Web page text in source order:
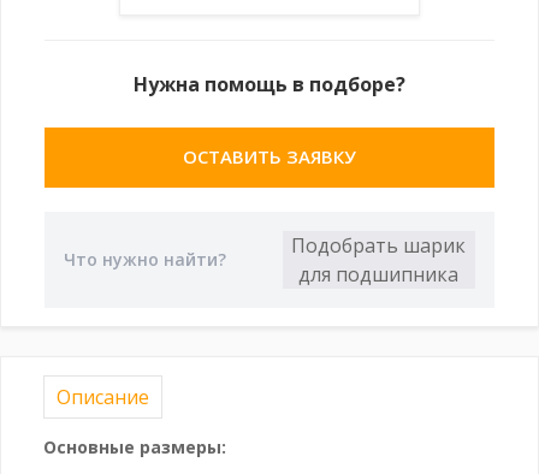
Нужна помощь в подборе?
ОСТАВИТЬ ЗАЯВКУ
Описание
Основные размеры: